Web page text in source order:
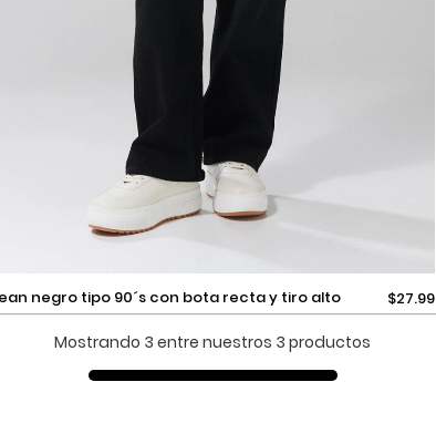
Selecciona una talla
Añadir
$27.99
jean negro tipo 90´s con bota recta y tiro alto
Mostrando 3 entre nuestros 3 productos